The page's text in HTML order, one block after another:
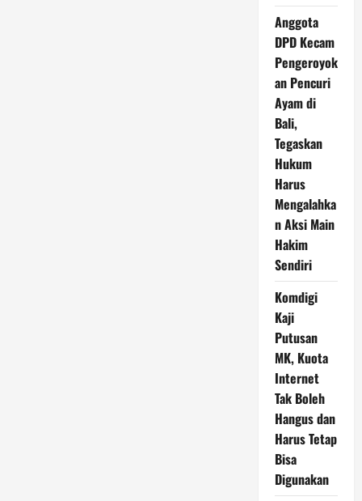
Anggota
DPD Kecam
Pengeroyok
an Pencuri
Ayam di
Bali,
Tegaskan
Hukum
Harus
Mengalahka
n Aksi Main
Hakim
Sendiri
Komdigi
Kaji
Putusan
MK, Kuota
Internet
Tak Boleh
Hangus dan
Harus Tetap
Bisa
Digunakan